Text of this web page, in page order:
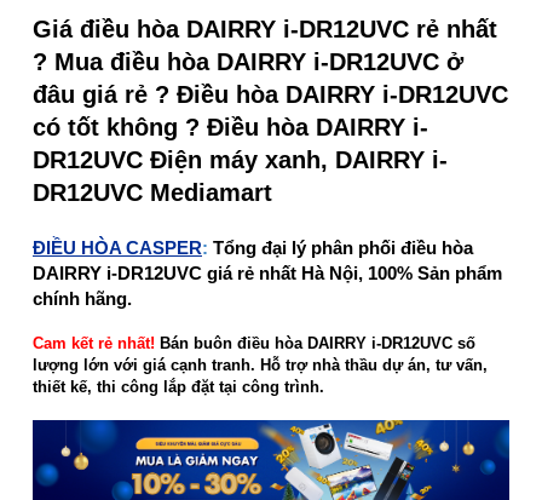
Giá điều hòa DAIRRY i-DR12UVC rẻ nhất
? Mua điều hòa DAIRRY i-DR12UVC ở
đâu giá rẻ ? Điều hòa DAIRRY i-DR12UVC
có tốt không ? Điều hòa DAIRRY i-
DR12UVC Điện máy xanh, DAIRRY i-
DR12UVC Mediamart
ĐIỀU HÒA CASPER: Tổng đại lý phân phối điều hòa
DAIRRY i-DR12UVC giá rẻ nhất Hà Nội, 100% Sản phẩm
chính hãng.
Cam kết rẻ nhất! Bán buôn điều hòa DAIRRY i-DR12UVC số
lượng lớn với giá cạnh tranh. Hỗ trợ nhà thầu dự án, tư vấn,
thiết kế, thi công lắp đặt tại công trình.